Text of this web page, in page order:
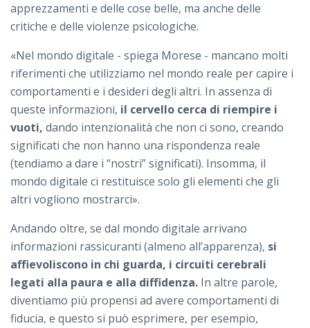
apprezzamenti e delle cose belle, ma anche delle
critiche e delle violenze psicologiche.
«Nel mondo digitale - spiega Morese - mancano molti
riferimenti che utilizziamo nel mondo reale per capire i
comportamenti e i desideri degli altri. In assenza di
queste informazioni, il cervello cerca di riempire i
vuoti, dando intenzionalità che non ci sono, creando
significati che non hanno una rispondenza reale
(tendiamo a dare i “nostri” significati). Insomma, il
mondo digitale ci restituisce solo gli elementi che gli
altri vogliono mostrarci».
Andando oltre, se dal mondo digitale arrivano
informazioni rassicuranti (almeno all’apparenza), si
affievoliscono in chi guarda, i circuiti cerebrali
legati alla paura e alla diffidenza. In altre parole,
diventiamo più propensi ad avere comportamenti di
fiducia, e questo si può esprimere, per esempio,